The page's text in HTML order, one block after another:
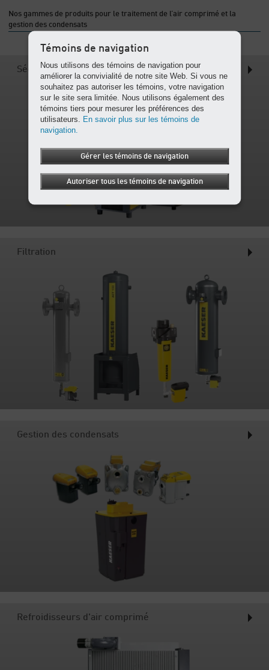
Nos gammes de produits pour le traitement de l’air comprimé et la
gestion des condensats
Sécheurs
Filtration
Gestion des condensats
Refroidisseurs d'air comprimé
Témoins de navigation
Nous utilisons des témoins de navigation pour
améliorer la convivialité de notre site Web. Si vous ne
souhaitez pas autoriser les témoins, votre navigation
sur le site sera limitée. Nous utilisons également des
témoins tiers pour mesurer les préférences des
utilisateurs. En savoir plus sur les témoins de
navigation.
Gérer les témoins de navigation
Autoriser tous les témoins de navigation